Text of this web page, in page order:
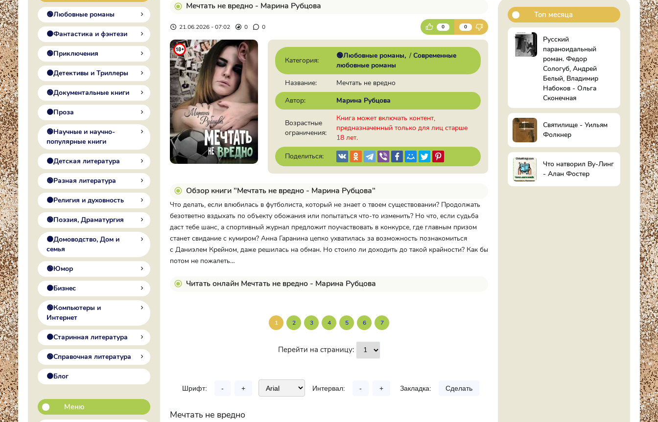
🟢Любовные романы
🟠Фантастика и фэнтези
🟢Приключения
🟠Детективы и Триллеры
🟢Документальные книги
🟠Проза
🟢Научные и научно-
популярные книги
🟠Детская литература
🟢Разная литература
🟠Религия и духовность
🟢Поэзия, Драматургия
🟠Домоводство, Дом и
семья
🟢Юмор
🟠Бизнес
🟢Компьютеры и
Интернет
🟠Старинная литература
🟢Справочная литература
🟠Блог
Меню
Мечтать не вредно - Марина Рубцова
21.06.2026 - 07:02 0 0 0 0
Категория:
🟢Любовные романы / Современные
любовные романы
Название:
Мечтать не вредно
Автор:
Марина Рубцова
Возрастные
ограничения:
Книга может включать контент,
предназначенный только для лиц старше
18 лет.
Поделиться:
Обзор книги "Мечтать не вредно - Марина Рубцова"
Что делать, если влюбилась в футболиста, который не знает о твоем существовании? Продолжать
безответно вздыхать по объекту обожания или попытаться что-то изменить? Но что, если судьба
даст тебе шанс, а спортивный журнал предложит поучаствовать в конкурсе, где главным призом
станет свидание с кумиром? Анна Гаранина цепко ухватилась за возможность познакомиться
с Даниэлем Крейном, даже решилась на обман. Но стоило ли доходить до такой крайности? Как бы
потом не пожалеть…
Читать онлайн Мечтать не вредно - Марина Рубцова
1 2 3 4 5 6 7
Перейти на страницу:
Шрифт: - + Интервал: - + Закладка: Сделать
Мечтать не вредно
Топ месяца
Русский
параноидальный
роман. Федор
Сологуб, Андрей
Белый, Владимир
Набоков - Ольга
Сконечная
Святилище - Уильям
Фолкнер
Что натворил Ву-Линг
- Алан Фостер